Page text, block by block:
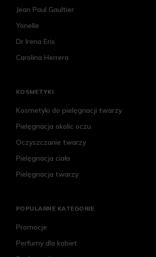
Jean Paul Gaultier
Yonelle
Dr Irena Eris
Carolina Herrera
KOSMETYKI
Kosmetyki do pielęgnacji twarzy
Pielęgnacja okolic oczu
Oczyszczanie twarzy
Pielęgnacja ciała
Pielęgnacja twarzy
POPULARNE KATEGORIE
Promocje
Perfumy dla kobiet